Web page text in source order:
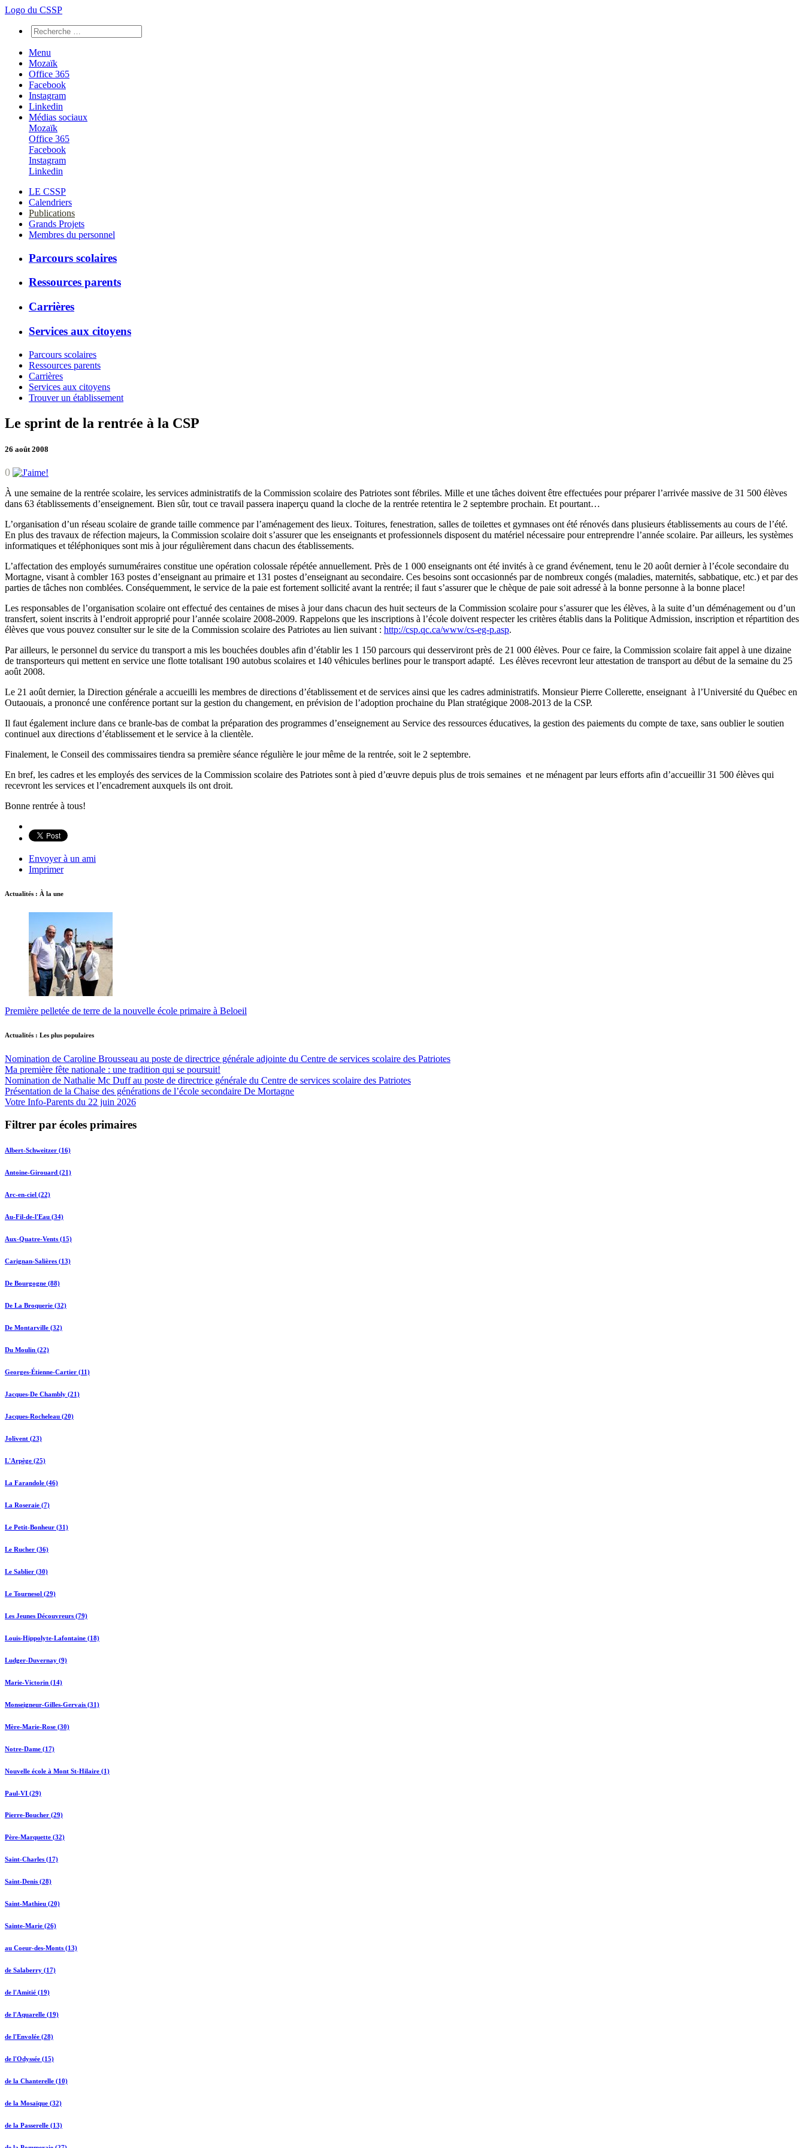
Logo du CSSP
Menu
Mozaïk
Office 365
Facebook
Instagram
Linkedin
Médias sociaux
Mozaïk
Office 365
Facebook
Instagram
Linkedin
LE CSSP
Calendriers
Publications
Grands Projets
Membres du personnel
Parcours scolaires
Ressources parents
Carrières
Services aux citoyens
Parcours scolaires
Ressources parents
Carrières
Services aux citoyens
Trouver un établissement
Le sprint de la rentrée à la CSP
26 août 2008
0
À une semaine de la rentrée scolaire, les services administratifs de la Commission scolaire des Patriotes sont fébriles. Mille et une tâches doivent être effectuées pour préparer l’arrivée massive de 31 500 élèves
dans 63 établissements d’enseignement. Bien sûr, tout ce travail passera inaperçu quand la cloche de la rentrée retentira le 2 septembre prochain. Et pourtant…
L’organisation d’un réseau scolaire de grande taille commence par l’aménagement des lieux. Toitures, fenestration, salles de toilettes et gymnases ont été rénovés dans plusieurs établissements au cours de l’été.
En plus des travaux de réfection majeurs, la Commission scolaire doit s’assurer que les enseignants et professionnels disposent du matériel nécessaire pour entreprendre l’année scolaire. Par ailleurs, les systèmes
informatiques et téléphoniques sont mis à jour régulièrement dans chacun des établissements.
L’affectation des employés surnuméraires constitue une opération colossale répétée annuellement. Près de 1 000 enseignants ont été invités à ce grand événement, tenu le 20 août dernier à l’école secondaire du
Mortagne, visant à combler 163 postes d’enseignant au primaire et 131 postes d’enseignant au secondaire. Ces besoins sont occasionnés par de nombreux congés (maladies, maternités, sabbatique, etc.) et par des
parties de tâches non comblées. Conséquemment, le service de la paie est fortement sollicité avant la rentrée; il faut s’assurer que le chèque de paie soit adressé à la bonne personne à la bonne place!
Les responsables de l’organisation scolaire ont effectué des centaines de mises à jour dans chacun des huit secteurs de la Commission scolaire pour s’assurer que les élèves, à la suite d’un déménagement ou d’un
transfert, soient inscrits à l’endroit approprié pour l’année scolaire 2008-2009. Rappelons que les inscriptions à l’école doivent respecter les critères établis dans la Politique Admission, inscription et répartition des
élèves que vous pouvez consulter sur le site de la Commission scolaire des Patriotes au lien suivant : http://csp.qc.ca/www/cs-eg-p.asp.
Par ailleurs, le personnel du service du transport a mis les bouchées doubles afin d’établir les 1 150 parcours qui desserviront près de 21 000 élèves. Pour ce faire, la Commission scolaire fait appel à une dizaine
de transporteurs qui mettent en service une flotte totalisant 190 autobus scolaires et 140 véhicules berlines pour le transport adapté. Les élèves recevront leur attestation de transport au début de la semaine du 25
août 2008.
Le 21 août dernier, la Direction générale a accueilli les membres de directions d’établissement et de services ainsi que les cadres administratifs. Monsieur Pierre Collerette, enseignant à l’Université du Québec en
Outaouais, a prononcé une conférence portant sur la gestion du changement, en prévision de l’adoption prochaine du Plan stratégique 2008-2013 de la CSP.
Il faut également inclure dans ce branle-bas de combat la préparation des programmes d’enseignement au Service des ressources éducatives, la gestion des paiements du compte de taxe, sans oublier le soutien
continuel aux directions d’établissement et le service à la clientèle.
Finalement, le Conseil des commissaires tiendra sa première séance régulière le jour même de la rentrée, soit le 2 septembre.
En bref, les cadres et les employés des services de la Commission scolaire des Patriotes sont à pied d’œuvre depuis plus de trois semaines et ne ménagent par leurs efforts afin d’accueillir 31 500 élèves qui
recevront les services et l’encadrement auxquels ils ont droit.
Bonne rentrée à tous!
Envoyer à un ami
Imprimer
Actualités : À la une
Première pelletée de terre de la nouvelle école primaire à Beloeil
Actualités : Les plus populaires
Nomination de Caroline Brousseau au poste de directrice générale adjointe du Centre de services scolaire des Patriotes
Ma première fête nationale : une tradition qui se poursuit!
Nomination de Nathalie Mc Duff au poste de directrice générale du Centre de services scolaire des Patriotes
Présentation de la Chaise des générations de l’école secondaire De Mortagne
Votre Info-Parents du 22 juin 2026
Filtrer par écoles primaires
Albert-Schweitzer (16)
Antoine-Girouard (21)
Arc-en-ciel (22)
Au-Fil-de-l'Eau (34)
Aux-Quatre-Vents (15)
Carignan-Salières (13)
De Bourgogne (88)
De La Broquerie (32)
De Montarville (32)
Du Moulin (22)
Georges-Étienne-Cartier (11)
Jacques-De Chambly (21)
Jacques-Rocheleau (20)
Jolivent (23)
L'Arpège (25)
La Farandole (46)
La Roseraie (7)
Le Petit-Bonheur (31)
Le Rucher (36)
Le Sablier (30)
Le Tournesol (29)
Les Jeunes Découvreurs (79)
Louis-Hippolyte-Lafontaine (18)
Ludger-Duvernay (9)
Marie-Victorin (14)
Monseigneur-Gilles-Gervais (31)
Mère-Marie-Rose (30)
Notre-Dame (17)
Nouvelle école à Mont St-Hilaire (1)
Paul-VI (29)
Pierre-Boucher (29)
Père-Marquette (32)
Saint-Charles (17)
Saint-Denis (28)
Saint-Mathieu (20)
Sainte-Marie (26)
au Coeur-des-Monts (13)
de Salaberry (17)
de l'Amitié (19)
de l'Aquarelle (19)
de l'Envolée (28)
de l'Odyssée (15)
de la Chanterelle (10)
de la Mosaïque (32)
de la Passerelle (13)